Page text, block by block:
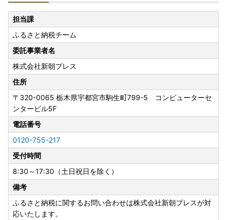
担当課
ふるさと納税チーム
委託事業者名
株式会社新朝プレス
住所
〒320-0065 栃木県宇都宮市駒生町799-5 コンピューターセ
ンタービル5F
電話番号
0120-755-217
受付時間
8:30～17:30（土日祝日を除く）
備考
ふるさと納税に関するお問い合わせは株式会社新朝プレスが対
応いたします。